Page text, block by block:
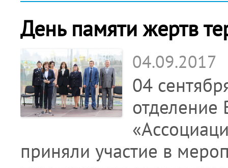
День памяти жертв
04.09.2017
04
отделение
приняли участие в